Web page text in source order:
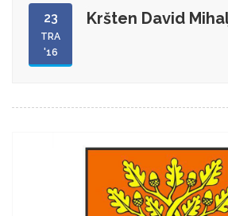
23
TRA
'16
Kršten David